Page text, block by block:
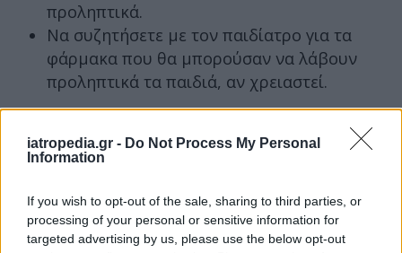
iatropedia.gr - Do Not Process My Personal
Information
If you wish to opt-out of the sale, sharing to third parties, or
processing of your personal or sensitive information for
targeted advertising by us, please use the below opt-out
προληπτικά.
Να συζητήσετε με τον παιδίατρο για τα
φάρμακα που θα μπορούσαν να λάβουν
προληπτικά τα παιδιά, αν χρειαστεί.
Για την πρόληψη και τη θεραπεία της ναυτίας
Μεταξύ αυτών συμπεριλαμβάνονται:
Αντιισταμινικά